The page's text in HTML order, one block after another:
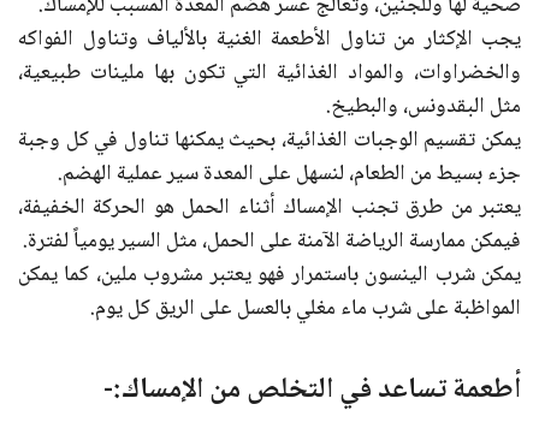
يجب الإكثار من تناول الأطعمة الغنية بالألياف وتناول الفواكه
والخضراوات، والمواد الغذائية التي تكون بها ملينات طبيعية،
مثل البقدونس، والبطيخ.
يمكن تقسيم الوجبات الغذائية، بحيث يمكنها تناول في كل وجبة
جزء بسيط من الطعام، لنسهل على المعدة سير عملية الهضم.
يعتبر من طرق تجنب الإمساك أثناء الحمل هو الحركة الخفيفة،
فيمكن ممارسة الرياضة الآمنة على الحمل، مثل السير يومياً لفترة.
يمكن شرب الينسون باستمرار فهو يعتبر مشروب ملين، كما يمكن
المواظبة على شرب ماء مغلي بالعسل على الريق كل يوم.
أطعمة تساعد في التخلص من الإمساك:-